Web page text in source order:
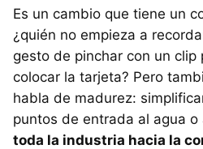
Es un cambio que tiene un
¿quién no empieza a
gesto de pinchar con un
colocar la tarjeta? Pero
habla de madurez:
puntos de entrada al agua o
toda la industria hacia la